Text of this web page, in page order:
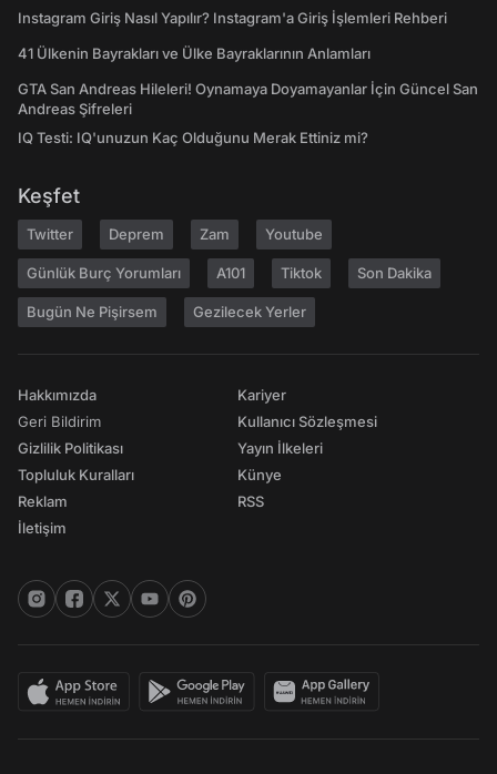
Instagram Giriş Nasıl Yapılır? Instagram'a Giriş İşlemleri Rehberi
41 Ülkenin Bayrakları ve Ülke Bayraklarının Anlamları
GTA San Andreas Hileleri! Oynamaya Doyamayanlar İçin Güncel San
Andreas Şifreleri
IQ Testi: IQ'unuzun Kaç Olduğunu Merak Ettiniz mi?
Keşfet
Twitter Deprem Zam Youtube
Günlük Burç Yorumları A101 Tiktok Son Dakika
Bugün Ne Pişirsem Gezilecek Yerler
Hakkımızda
Geri Bildirim
Gizlilik Politikası
Topluluk Kuralları
Reklam
İletişim
Kariyer
Kullanıcı Sözleşmesi
Yayın İlkeleri
Künye
RSS